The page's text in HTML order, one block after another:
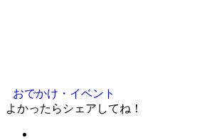
おでかけ・イベント
よかったらシェアしてね！